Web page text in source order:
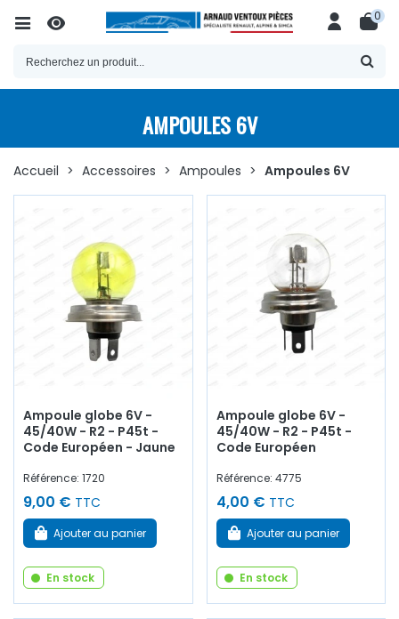
0
AMPOULES 6V
Accueil > Accessoires > Ampoules > Ampoules 6V
Ampoule globe 6V -
45/40W - R2 - P45t -
Code Européen - Jaune
Référence: 1720
9,00 € TTC
Ajouter au panier
En stock
Ampoule globe 6V -
45/40W - R2 - P45t -
Code Européen
Référence: 4775
4,00 € TTC
Ajouter au panier
En stock